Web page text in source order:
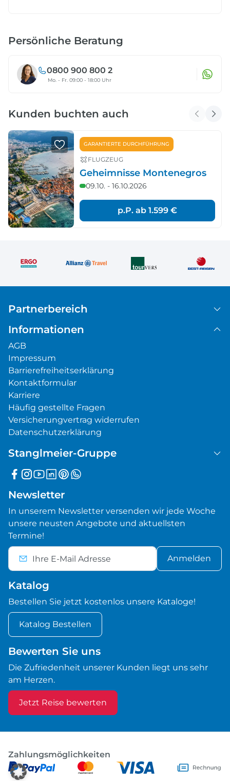
Persönliche Beratung
0800 900 800 2
Mo. - Fr. 09:00 - 18:00 Uhr
Kunden buchten auch
GARANTIERTE DURCHFÜHRUNG
FLUGZEUG
Geheimnisse Montenegros
09.10. - 16.10.2026
p.P. ab 1.599 €
Partnerbereich
Informationen
AGB
Impressum
Barrierefreiheitserklärung
Kontaktformular
Karriere
Häufig gestellte Fragen
Versicherungvertrag widerrufen
Datenschutzerklärung
Stanglmeier-Gruppe
Newsletter
In unserem Newsletter versenden wir jede Woche
unsere neusten Angebote und aktuellsten
Termine!
Anmelden
Katalog
Bestellen Sie jetzt kostenlos unsere Kataloge!
Katalog Bestellen
Bewerten Sie uns
Die Zufriedenheit unserer Kunden liegt uns sehr
am Herzen.
Jetzt Reise bewerten
Zahlungsmöglichkeiten